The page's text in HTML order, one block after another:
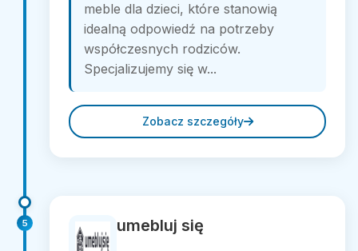
meble dla dzieci, które stanowią
idealną odpowiedź na potrzeby
współczesnych rodziców.
Specjalizujemy się w...
Zobacz szczegóły
5 umebluj się